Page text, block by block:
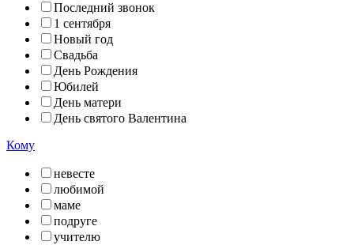
Последний звонок
1 сентября
Новый год
Свадьба
День Рождения
Юбилей
День матери
День святого Валентина
Кому
невесте
любимой
маме
подруге
учителю